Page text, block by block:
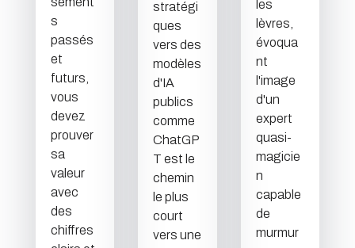
s
passés
et
futurs,
vous
devez
prouver
sa
valeur
avec
des
chiffres
stratégi
ques
vers des
modèles
d'IA
publics
comme
ChatGP
T est le
chemin
le plus
court
vers une
les
lèvres,
évoqua
nt
l'image
d'un
expert
quasi-
magicie
n
capable
de
murmur